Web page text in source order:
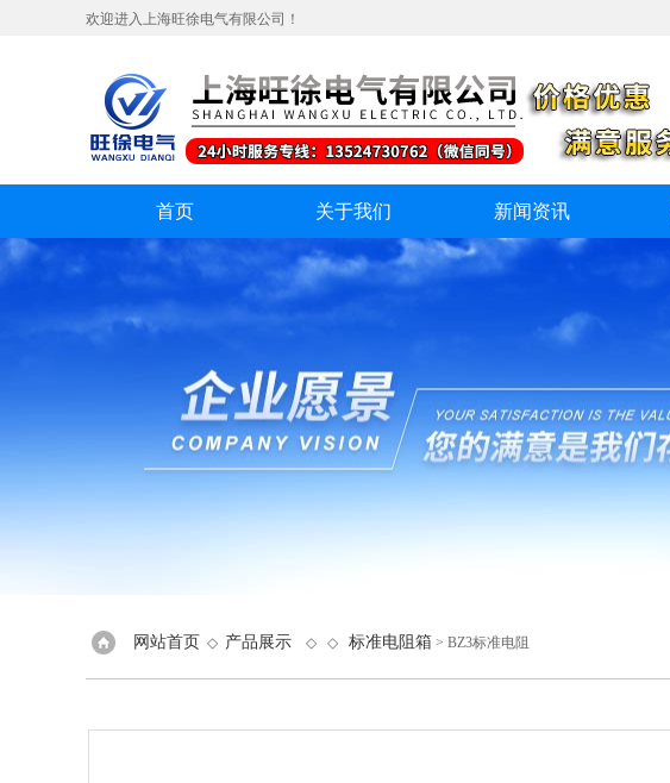
欢迎进入上海旺徐电气有限公司！
首页 关于我们 新闻资讯
网站首页 ◇ 产品展示 ◇ ◇ 标准电阻箱 > BZ3标准电阻